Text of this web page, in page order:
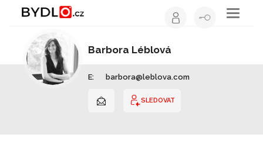
Toggle
Barbora Léblová
E: barbora@leblova.com
SLEDOVAT